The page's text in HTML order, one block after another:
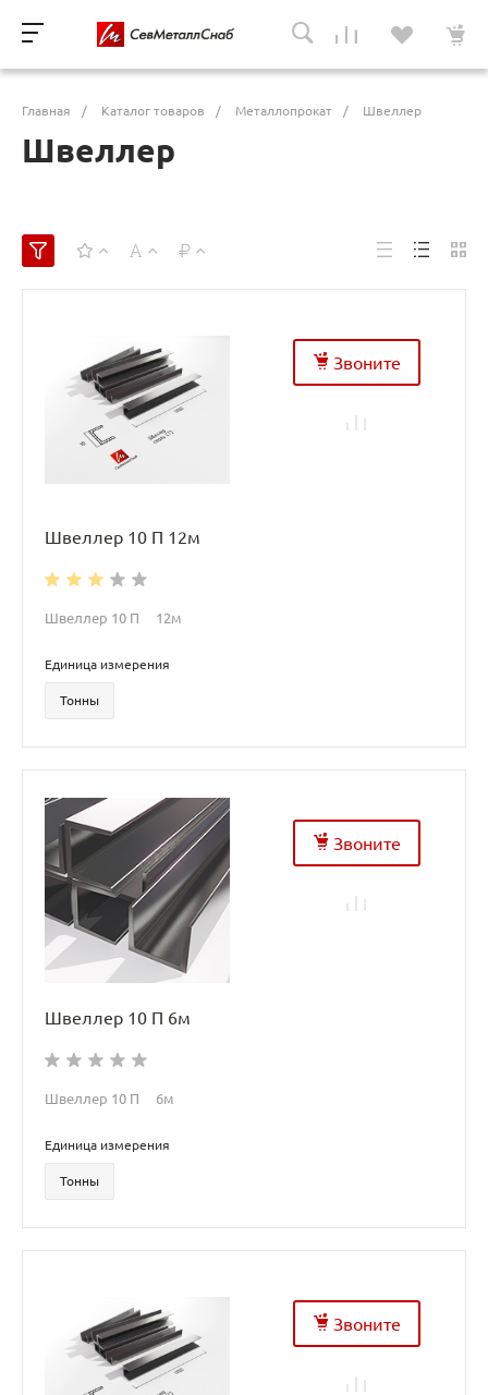
Главная / Каталог товаров / Металлопрокат / Швеллер
Швеллер
Звоните
Швеллер 10 П 12м
Швеллер 10 П 12м
Единица измерения
Тонны
Звоните
Швеллер 10 П 6м
Швеллер 10 П 6м
Единица измерения
Тонны
Звоните